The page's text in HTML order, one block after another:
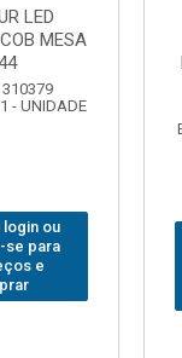
PARA
7559
login ou
se para
e